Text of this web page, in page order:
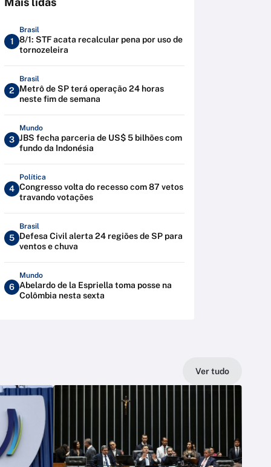
1
Brasil
8/1: STF acata recalcular pena por uso de
tornozeleira
2
Brasil
Metrô de SP terá operação 24 horas
neste fim de semana
3
Mundo
JBS fecha parceria de US$ 5 bilhões com
fundo da Indonésia
4
Política
Congresso volta do recesso com 87 vetos
travando votações
5
Brasil
Defesa Civil alerta 24 regiões de SP para
ventos e chuva
6
Mundo
Abelardo de la Espriella toma posse na
Colômbia nesta sexta
Ver tudo